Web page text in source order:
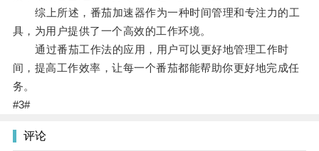
综上所述，番茄加速器作为一种时间管理和专注力的工
具，为用户提供了一个高效的工作环境。
通过番茄工作法的应用，用户可以更好地管理工作时
间，提高工作效率，让每一个番茄都能帮助你更好地完成任
务。
#3#
评论